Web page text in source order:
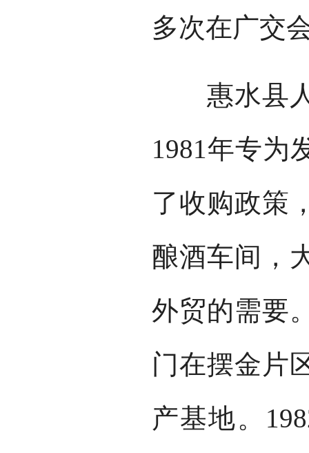
多次在广交
惠水县人
1981年专为
了收购政策
酿酒车间，
外贸的需要
门在摆金片
产基地。